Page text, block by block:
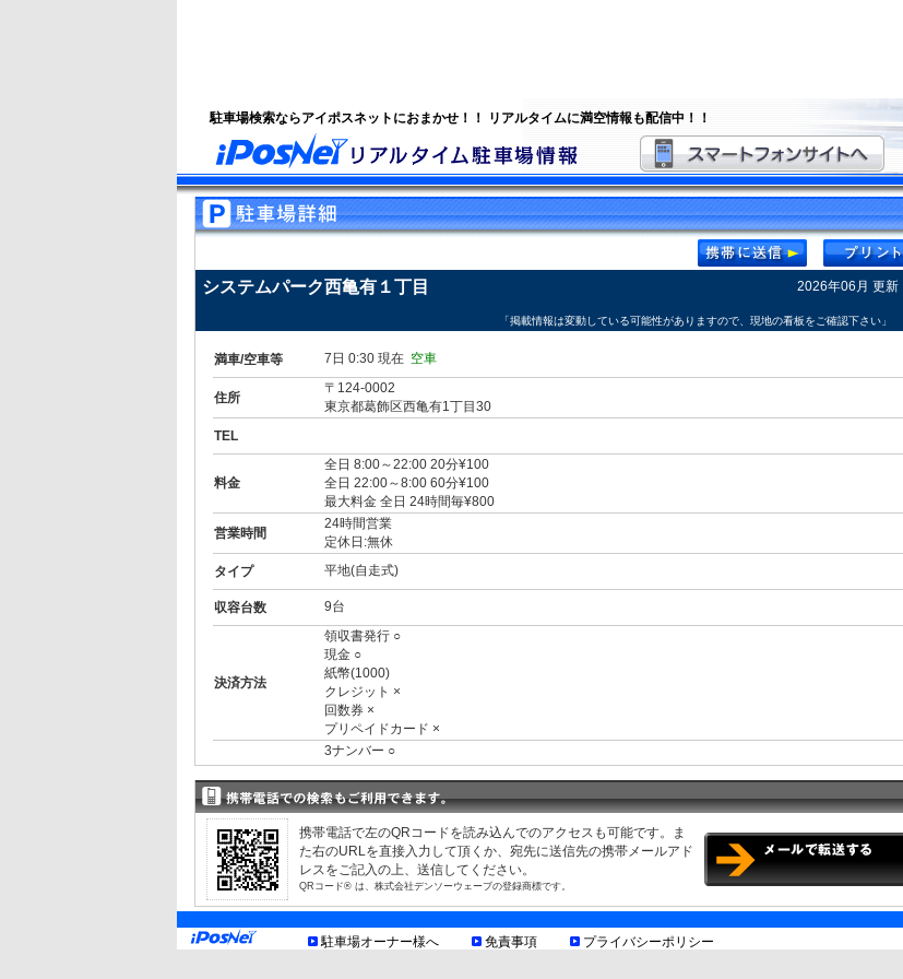
駐車場検索ならアイポスネットにおまかせ！！ リアルタイムに満空情報も配信中！！
システムパーク西亀有１丁目 2026年06月 更新
「掲載情報は変動している可能性がありますので、現地の看板をご確認下さい」
満車/空車等 7日 0:30 現在 空車
住所
〒124-0002
東京都葛飾区西亀有1丁目30
TEL
料金
全日 8:00～22:00 20分¥100
全日 22:00～8:00 60分¥100
最大料金 全日 24時間毎¥800
営業時間
24時間営業
定休日:無休
タイプ
平地(自走式)
収容台数 9台
決済方法
領収書発行 ○
現金 ○
紙幣(1000)
クレジット ×
回数券 ×
プリペイドカード ×
制限事項
3ナンバー ○
RV ○
1BOX ○
外車 ○
お知らせ
携帯電話で左のQRコードを読み込んでのアクセスも可能です。ま
た右のURLを直接入力して頂くか、宛先に送信先の携帯メールアド
レスをご記入の上、送信してください。
QRコード® は、株式会社デンソーウェーブの登録商標です。
駐車場オーナー様へ
免責事項 プライバシーポリシー